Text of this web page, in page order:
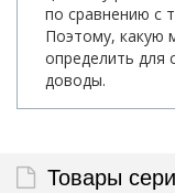
по сравнению с
Поэтому, какую
определить для
доводы.
Товары